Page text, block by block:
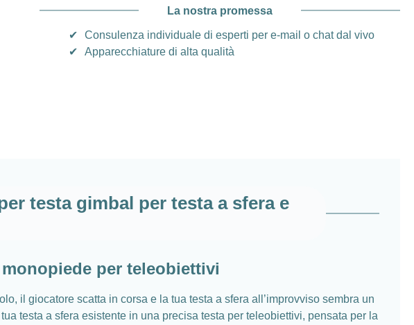
La nostra promessa
✔
Consulenza individuale di esperti per e-mail o chat dal vivo
✔
Apparecchiature di alta qualità
testa gimbal per testa a sfera e
per teleobiettivi
il giocatore scatta in corsa e la tua testa a sfera all’improvviso sembra un
testa a sfera esistente in una precisa testa per teleobiettivi, pensata per la